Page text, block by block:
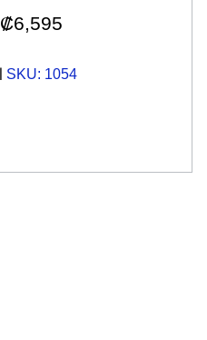
₡6,595
SKU: 1054